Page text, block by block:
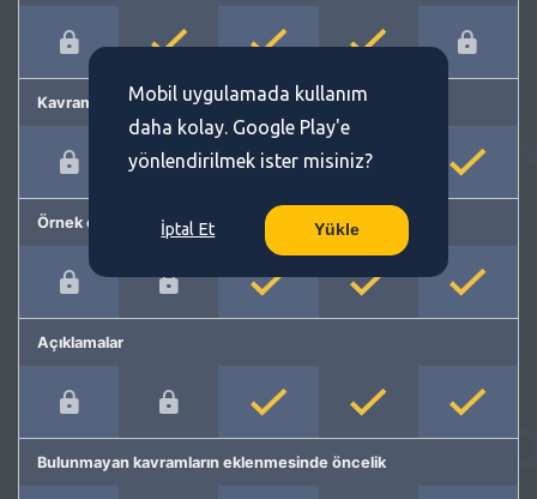
Kavram önerme
Örnek cümleler
Açıklamalar
Bulunmayan kavramların eklenmesinde öncelik
Mobil uygulamada kullanım
daha kolay. Google Play'e
yönlendirilmek ister misiniz?
İptal Et Yükle